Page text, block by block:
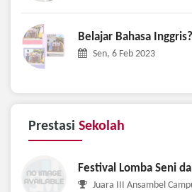
Belajar Bahasa
Sen, 6 Feb 2023
Prestasi Sekolah
Festival Lomba Seni
Juara III Ansambel